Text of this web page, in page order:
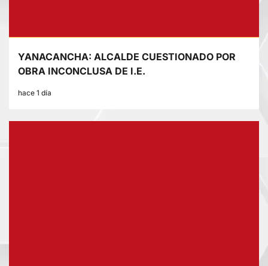
YANACANCHA: ALCALDE CUESTIONADO POR
OBRA INCONCLUSA DE I.E.
hace 1 día